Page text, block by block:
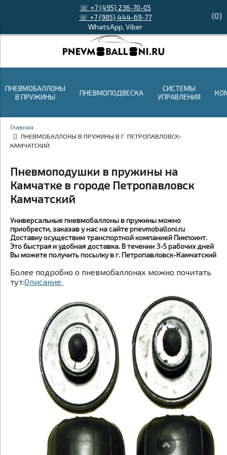
☏ +7 (495) 236-70-05
☏ +7 (985) 444-69-77
WhatsApp, Viber
(0)
ПНЕВМОБАЛЛОНЫ
В ПРУЖИНЫ
ПНЕВМОПОДВЕСКА
СИСТЕМЫ
УПРАВЛЕНИЯ
Главная
ПНЕВМОБАЛЛОНЫ В ПРУЖИНЫ В Г. ПЕТРОПАВЛОВСК-
КАМЧАТСКИЙ.
Пневмоподушки в пружины на
Камчатке в городе Петропавловск
Камчатский
Универсальные пневмобаллоны в пружины можно
приобрести, заказав у нас на сайте pnevmoballoni.ru
Доставку осуществим транспортной компанией Пикпоинт.
Это быстрая и удобная доставка. В течении 3-5 рабочих дней
Вы можете получить посылку в г. Петропавловск-Камчатский
Более подробно о пневмобаллонах можно почитать
тут:Описание